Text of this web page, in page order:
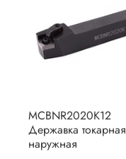
MCBNR2020K12
Державка токарная
наружная